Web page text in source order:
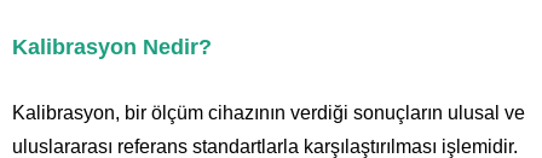
Kalibrasyon Nedir?
Kalibrasyon, bir ölçüm cihazının verdiği sonuçların ulusal ve
uluslararası referans standartlarla karşılaştırılması işlemidir.